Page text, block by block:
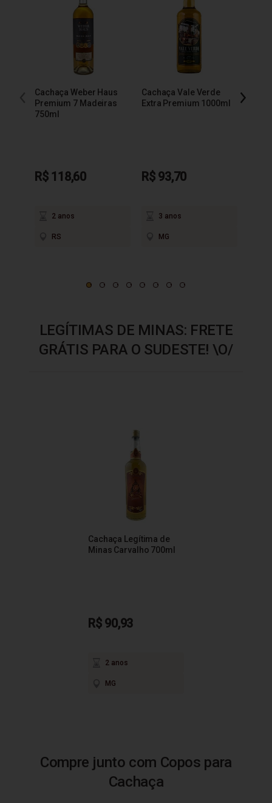
Cachaça Weber Haus
Premium 7 Madeiras
750ml
R$ 118,60
2 anos
RS
Cachaça Vale Verde
Extra Premium 1000ml
R$ 93,70
3 anos
MG
LEGÍTIMAS DE MINAS: FRETE
GRÁTIS PARA O SUDESTE! \O/
Cachaça Legítima de
Minas Carvalho 700ml
R$ 90,93
2 anos
MG
Compre junto com Copos para
Cachaça